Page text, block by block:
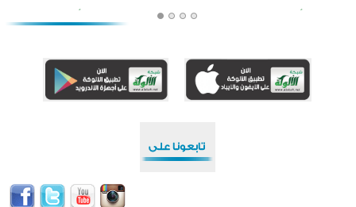
منطقة ريبوفسي تحتفل بميلاد مسجد جديد في أجواء إيمانية مميزة